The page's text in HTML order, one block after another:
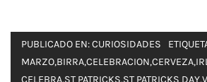
PUBLICADO EN:CURIOSIDADES
MARZO,BIRRA,CELEBRACION,CERVEZA,